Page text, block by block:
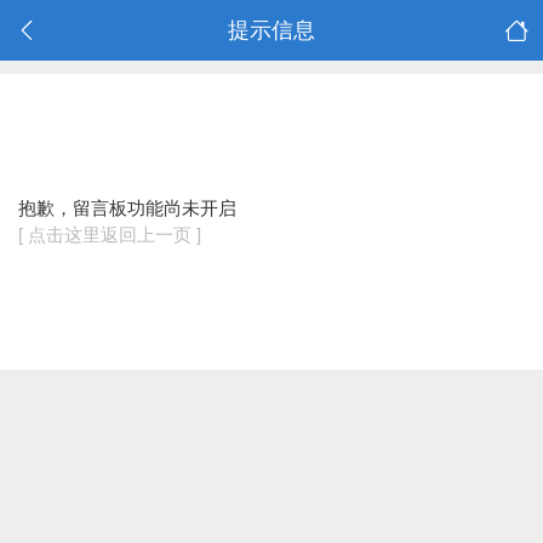
提示信息
抱歉，留言板功能尚未开启
[ 点击这里返回上一页 ]